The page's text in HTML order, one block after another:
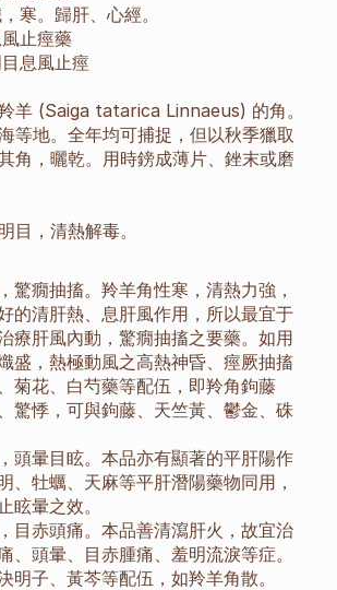
寒。歸肝、心經。
止痙藥
息風止痙
羊 (Saiga tatarica Linnaeus) 的角。
等地。全年均可捕捉，但以秋季獵取
角，曬乾。用時鎊成薄片、銼末或磨
目，清熱解毒。
驚癇抽搐。羚羊角性寒，清熱力強，
的清肝熱、息肝風作用，所以最宜于
療肝風內動，驚癇抽搐之要藥。如用
盛，熱極動風之高熱神昏、痙厥抽搐
菊花、白芍藥等配伍，即羚角鉤藤
驚悸，可與鉤藤、天竺黃、鬱金、硃
頭暈目眩。本品亦有顯著的平肝陽作
、牡蠣、天麻等平肝潛陽藥物同用，
眩暈之效。
目赤頭痛。本品善清瀉肝火，故宜治
、頭暈、目赤腫痛、羞明流淚等症。
明子、黃芩等配伍，如羚羊角散。